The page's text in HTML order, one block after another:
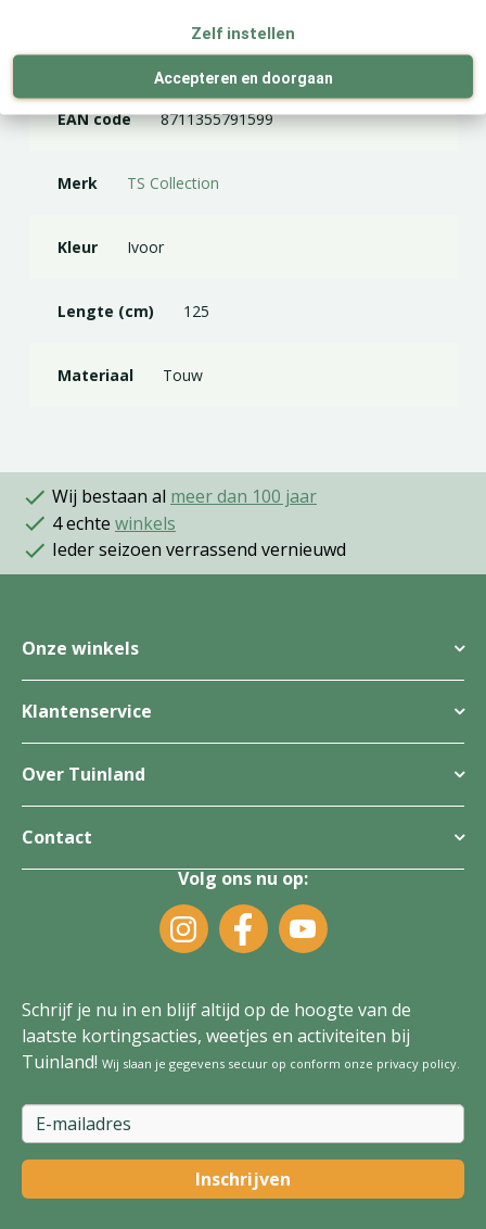
Zelf instellen
Accepteren en doorgaan
Specificaties
EAN code 8711355791599
Merk TS Collection
Kleur Ivoor
Lengte (cm) 125
Materiaal Touw
Wij bestaan al meer dan 100 jaar
4 echte winkels
Ieder seizoen verrassend vernieuwd
Onze winkels
Klantenservice
Over Tuinland
Contact
Volg ons nu op:
Schrijf je nu in en blijf altijd op de hoogte van de
laatste kortingsacties, weetjes en activiteiten bij
Tuinland! Wij slaan je gegevens secuur op conform onze privacy policy.